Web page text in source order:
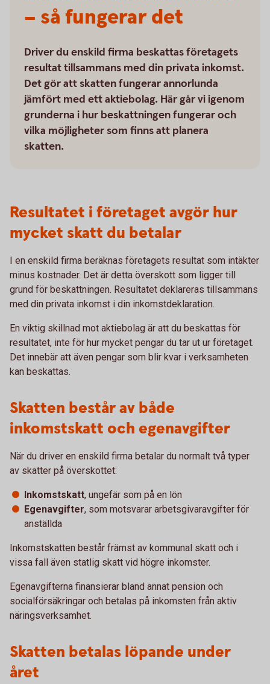
– så fungerar det
Driver du enskild firma beskattas företagets
resultat tillsammans med din privata inkomst.
Det gör att skatten fungerar annorlunda
jämfört med ett aktiebolag. Här går vi igenom
grunderna i hur beskattningen fungerar och
vilka möjligheter som finns att planera
skatten.
Resultatet i företaget avgör hur
mycket skatt du betalar
I en enskild firma beräknas företagets resultat som intäkter
minus kostnader. Det är detta överskott som ligger till
grund för beskattningen. Resultatet deklareras tillsammans
med din privata inkomst i din inkomstdeklaration.
En viktig skillnad mot aktiebolag är att du beskattas för
resultatet, inte för hur mycket pengar du tar ut ur företaget.
Det innebär att även pengar som blir kvar i verksamheten
kan beskattas.
Skatten består av både
inkomstskatt och egenavgifter
När du driver en enskild firma betalar du normalt två typer
av skatter på överskottet:
Inkomstskatt, ungefär som på en lön
Egenavgifter, som motsvarar arbetsgivaravgifter för
anställda
Inkomstskatten består främst av kommunal skatt och i
vissa fall även statlig skatt vid högre inkomster.
Egenavgifterna finansierar bland annat pension och
socialförsäkringar och betalas på inkomsten från aktiv
näringsverksamhet.
Skatten betalas löpande under
året